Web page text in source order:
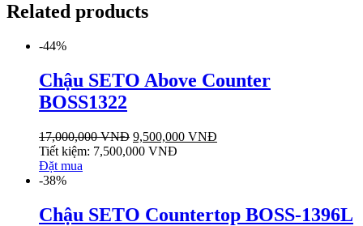
Related products
-44%
Chậu SETO Above Counter
BOSS1322
17,000,000VNĐ 9,500,000 VNĐ
Tiết kiệm: 7,500,000 VNĐ
Đặt mua
-38%
Chậu SETO Countertop BOSS-1396L